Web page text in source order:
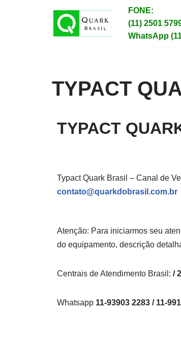
FONE:
(11) 2501
WhatsApp
TYPACT
TYPACT
Typact Quark Brasil – Canal de
contato@quarkdobrasil.com.br
Atenção: Para iniciarmos seu
do equipamento, descrição
Centrais de Atendimento Brasil: /
Whatsapp 11-93903 2283 / 11-